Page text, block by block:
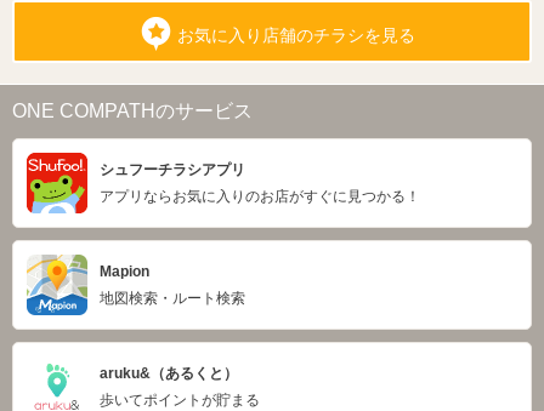
お気に入り店舗のチラシを見る
ONE COMPATHのサービス
シュフーチラシアプリ
アプリならお気に入りのお店がすぐに見つかる！
Mapion
地図検索・ルート検索
aruku&（あるくと）
歩いてポイントが貯まる